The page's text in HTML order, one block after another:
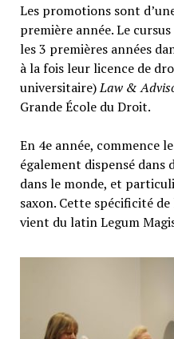
Les promotions sont
première année. Le
les 3 premières années
à la fois leur licence de
universitaire)Law &
Grande École du Droit.
En 4e année, commence
également dispensé dans
dans le monde, et
saxon. Cette spécificité
vient du latin Legum